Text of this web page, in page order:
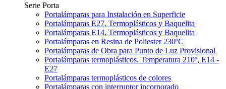
Serie Porta
Portalámparas para Instalación en Superficie
Portalámparas E27, Termoplásticos y Baquelita
Portalámparas E14, Termoplásticos y Baquelita
Portalámparas en Resina de Poliester 230ºC
Portalámparas de Obra para Punto de Luz Provisional
Portalámparas termoplásticos. Temperatura 210º, E14 -
E27
Portalámparas termoplásticos de colores
Portalámparas con interruptor incorporado